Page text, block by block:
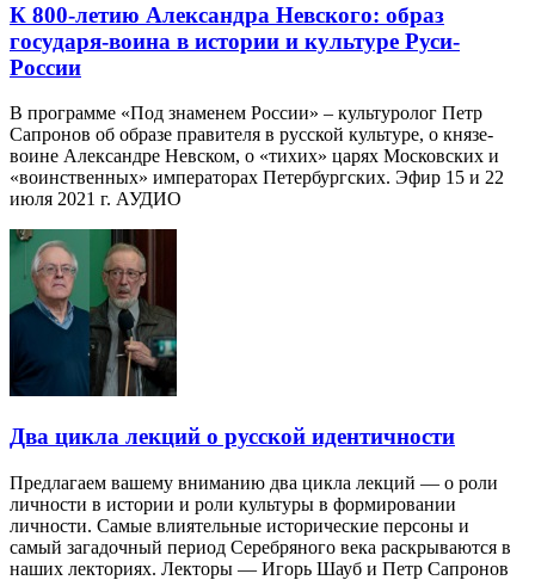
К 800-летию Александра Невского: образ
государя-воина в истории и культуре Руси-
России
В программе «Под знаменем России» – культуролог Петр
Сапронов об образе правителя в русской культуре, о князе-
воине Александре Невском, о «тихих» царях Московских и
«воинственных» императорах Петербургских. Эфир 15 и 22
июля 2021 г. АУДИО
Два цикла лекций о русской идентичности
Предлагаем вашему вниманию два цикла лекций — о роли
личности в истории и роли культуры в формировании
личности. Самые влиятельные исторические персоны и
самый загадочный период Серебряного века раскрываются в
наших лекториях. Лекторы — Игорь Шауб и Петр Сапронов